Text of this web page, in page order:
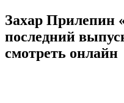
Захар Прилепин
последний
смотреть онлайн